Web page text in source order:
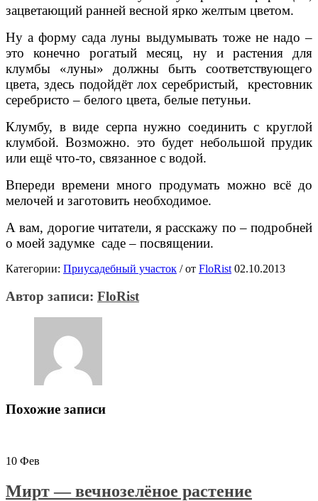
зацветающий ранней весной ярко желтым цветом.
Ну а форму сада луны выдумывать тоже не надо –
это конечно рогатый месяц, ну и растения для
клумбы «луны» должны быть соответствующего
цвета, здесь подойдёт лох серебристый, крестовник
серебристо – белого цвета, белые петуньи.
Клумбу, в виде серпа нужно соединить с круглой
клумбой. Возможно. это будет небольшой прудик
или ещё что-то, связанное с водой.
Впереди времени много продумать можно всё до
мелочей и заготовить необходимое.
А вам, дорогие читатели, я расскажу по – подробней
о моей задумке саде – посвящении.
Категории: Приусадебный участок /от FloRist 02.10.2013
Автор записи: FloRist
Похожие записи
10 Фев
Мирт — вечнозелёное растение